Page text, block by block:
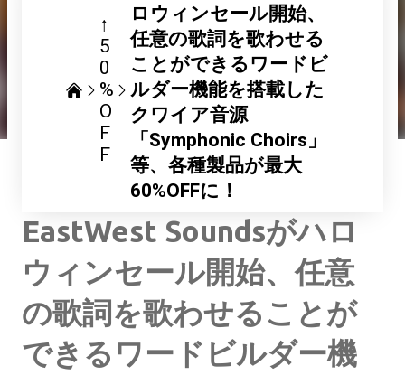
↑
5
0
%
O
F
F
ロウィンセール開始、
任意の歌詞を歌わせる
ことができるワードビ
ルダー機能を搭載した
クワイア音源
「Symphonic Choirs」
等、各種製品が最大
60%OFFに！
EastWest Soundsがハロ
ウィンセール開始、任意
の歌詞を歌わせることが
できるワードビルダー機